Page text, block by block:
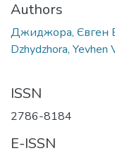
Authors
Джиджора, Євген
Dzhydzhora, Yevhen
ISSN
2786-8184
E-ISSN